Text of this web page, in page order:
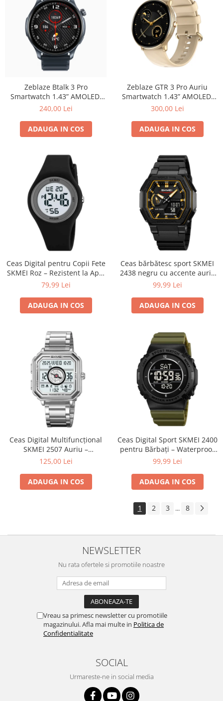
Zeblaze Btalk 3 Pro
Smartwatch 1.43” AMOLED,
Apeluri Bluetooth, IP68, HR,
240,00 Lei
ADAUGA IN COS
Zeblaze GTR 3 Pro Auriu
Smartwatch 1.43” AMOLED,
Oțel Inoxidabil, Apeluri
300,00 Lei
ADAUGA IN COS
Ceas Digital pentru Copii Fete
SKMEI Roz – Rezistent la Apă,
Alarmă, Cronometru
79,99 Lei
ADAUGA IN COS
Ceas bărbătesc sport SKMEI
2438 negru cu accente aurii,
digital & analog, waterproof
99,99 Lei
ADAUGA IN COS
Ceas Digital Multifuncțional
SKMEI 2507 Auriu –
Pedometru, Countdown și
125,00 Lei
ADAUGA IN COS
Ceas Digital Sport SKMEI 2400
pentru Bărbați – Waterproof
50M, LED, Alarmă, Verde
99,99 Lei
ADAUGA IN COS
1 2 3 ... 8
NEWSLETTER
Nu rata ofertele si promotiile noastre
Vreau sa primesc newsletter cu promotiile
magazinului. Afla mai multe in Politica de
Confidentialitate
SOCIAL
Urmareste-ne in social media